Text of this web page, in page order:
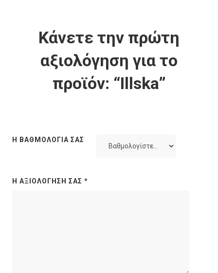
Κάνετε την πρώτη
αξιολόγηση για το
προϊόν: “Illska”
Η ΒΑΘΜΟΛΟΓΊΑ ΣΑΣ
Η ΑΞΙΟΛΌΓΗΣΉ ΣΑΣ *